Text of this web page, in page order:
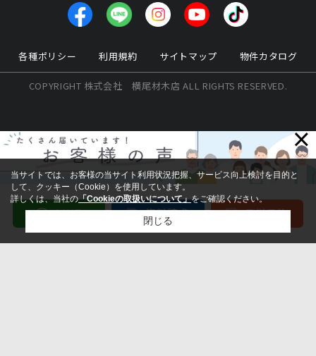
各種ポリシー 利用規約 サイトマップ 物件カタログ
COPYRIGHT 株式会社 横尾材木店 ALL RIGHTS RESERVED.
×
当サイトでは、お客様の当サイト利用状況把握、サービス向上検討を目的と
して、クッキー（Cookie）を使用しています。
詳しくは、当社の「Cookieの取扱いについて」をご確認ください。
閉じる